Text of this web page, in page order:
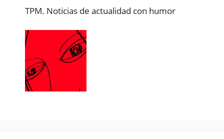
TPM. Noticias de actualidad con humor